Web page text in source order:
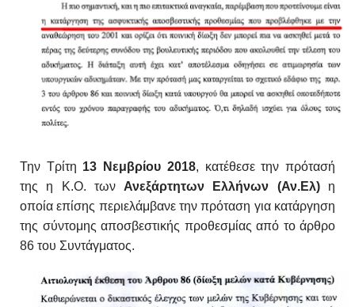
Την Τρίτη 13 Νεμβρίου 2018, κατέθεσε την πρότασή
της η Κ.Ο. των Ανεξάρτητων Ελλήνων (Αν.Ελ)η
οποία επίσης περιελάμβανε την πρόταση για κατάργηση
της σύντομης αποσβεστικής προθεσμίας από το άρθρο
86 του Συντάγματος.